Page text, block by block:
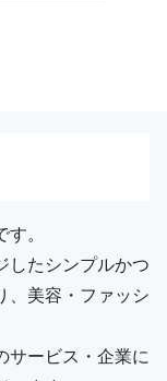
。
したシンプルかつ
、美容・ファッシ
サービス・企業に